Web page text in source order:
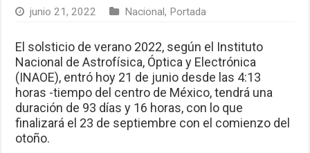
junio 21, 2022 Nacional, Portada
El solsticio de verano 2022, según el Instituto
Nacional de Astrofísica, Óptica y Electrónica
(INAOE), entró hoy 21 de junio desde las 4:13
horas -tiempo del centro de México, tendrá una
duración de 93 días y 16 horas, con lo que
finalizará el 23 de septiembre con el comienzo del
otoño.